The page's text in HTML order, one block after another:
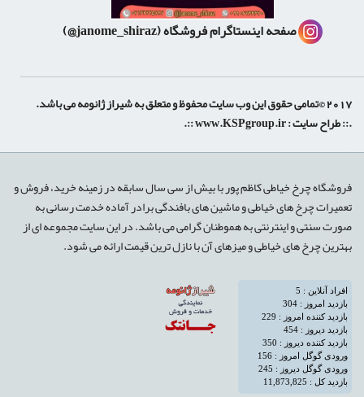
صفحه اینستاگرام فروشگاه(janome_shiraz@)
2017 ©تمامی حقوق این وب سایت محفوظ و متعلق به شیراز ژانومه می باشد.
.:: طراح سایت :www.KSPgroup.ir
::.
فروشگاه چرخ خیاطی کاظم پور با بیش از سی سال سابقه در زمینه خرید، فروش و
تعمیرات چرخ های خیاطی و ماشین های بافندگی برادر آماده خدمت رسانی به
صورت سنتی و اینترنتی به هموطنان گرامی می باشد. در این سایت مجموعه ای از
بهترین چرخ های خیاطی و میزهای آن با نازل ترین قیمت ارائه می شود.